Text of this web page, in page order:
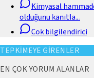
Kimyasal
olduğunu kanıtla...
Cok bilgilendirici
TEPKİMEYE GİRENLER
EN ÇOK YORUM ALANLAR